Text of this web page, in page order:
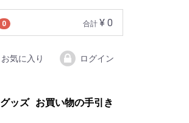
0 合計 ¥ 0
お気に入り ログイン
グッズ お買い物の手引き